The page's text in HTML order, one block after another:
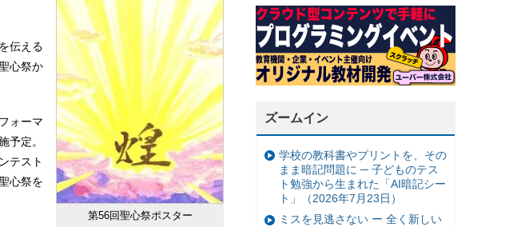
第56回聖心祭ポスター
伝える
心祭か
ォーマ
予定。
テスト
心祭を
ズームイン
学校の教科書やプリントを、その
まま暗記問題に ─ 子どものテス
ト勉強から生まれた「AI暗記シー
ト」（2026年7月23日）
ミスを見逃さない ー 全く新しい